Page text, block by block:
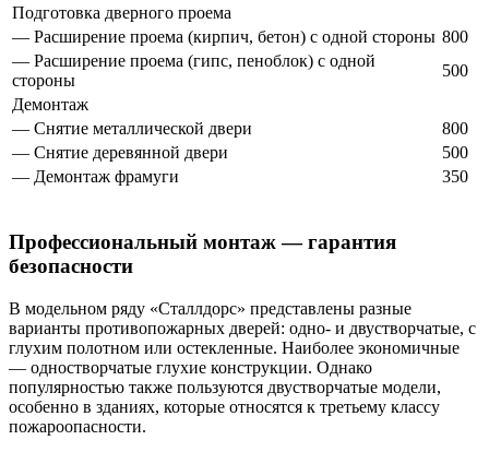
Подготовка дверного проема
— Расширение проема (кирпич, бетон) с одной стороны 800
— Расширение проема (гипс, пеноблок) с одной
стороны
500
Демонтаж
— Снятие металлической двери
800
— Снятие деревянной двери
500
— Демонтаж фрамуги
350
Профессиональный монтаж — гарантия
безопасности
В модельном ряду «Сталлдорс» представлены разные
варианты противопожарных дверей: одно- и двустворчатые, с
глухим полотном или остекленные. Наиболее экономичные
— одностворчатые глухие конструкции. Однако
популярностью также пользуются двустворчатые модели,
особенно в зданиях, которые относятся к третьему классу
пожароопасности.